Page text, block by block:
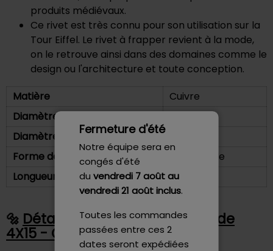
Fermeture d'été
Notre équipe sera en
congés d'été
du vendredi 7 aoûtau
vendredi 21 août inclus.
Toutes les commandes
passées entre ces 2
dates seront expédiées
produits médiévaux.
Ce rivet est très connu pour son utilisation sur la
Tour Eiffel. Le rivet à frapper revient à la mode,
on le retrouve ainsi dans des domaines comme le
design ou l'architecture et toute conception.
Matière
Cuivre
Diamètre de tête
Diamètre de tige
Forme de la tête
Tête Ronde
Longueur sous tête
15 mm
Détails - Rivet Plein Tête Ronde
4X15 - Gfix